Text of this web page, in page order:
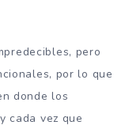
pero
por lo que
donde los
cada vez que